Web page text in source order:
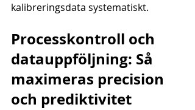
kalibreringsdata systematiskt.
Processkontroll och
datauppföljning: Så
maximeras precision
och prediktivitet